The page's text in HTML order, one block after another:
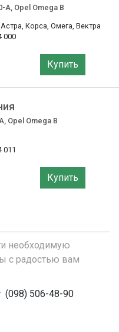
A, Opel Omega B
Корса, Омега, Вектра
000
Купить
Opel Omega B
011
Купить
необходимую
с радостью вам
(098) 506-48-90